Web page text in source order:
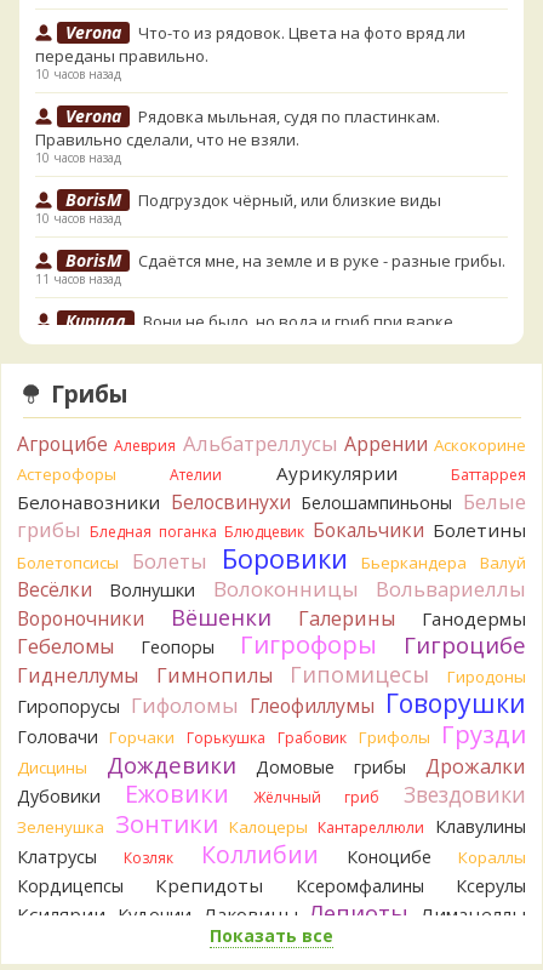
Verona
Что-то из рядовок. Цвета на фото вряд ли
переданы правильно.
10 часов назад
Verona
Рядовка мыльная, судя по пластинкам.
Правильно сделали, что не взяли.
10 часов назад
BorisM Подгруздок чёрный, или близкие виды
10 часов назад
BorisM Сдаётся мне, на земле и в руке - разные грибы.
11 часов назад
Кирилл
Вони не было, но вода и гриб при варке
начали желтеть. Выкинул. Большое спасибо.
12 часов назад
Кирилл
12 часов назад
Tatiana_A
Да. Но они не все безоговорочно
съедобны.
12 часов назад
В следующий раз вырвите его целиком и
разрежьте ножку вертикально. Именно вертикально.
Пожелтение у самого основания - значит, Ш. Желтокожий,
ядовит. Иногда полезно гриб сварить, Желтокожий и еще
несколько ядовитых начинают жутко вонять химией, и
12 часов назад
Кирилл
Спасибо, а можно быть хотя бы уверенным,
что это сыроежки? Полости в ножке нет, но центральная
часть видно, что другого цвета немного. Изменения цвета
на срезе нет. Росли на опушке под не старым дубом.
Кожица со шляпки вообще не снимается, вместо этого
обламываются края шляпки.
12 часов назад
Кирилл
Спасибо, а определить вид шампиньона не
при этом мякоть не краснеет на срезе/изломе и при
Грибы
Агроцибе Алеврия Альбатреллусы Аррении Аскокорине
Астерофоры
Ателии Аурикулярии Баттаррея
Белонавозники Белосвинухи Белошампиньоны Белые
грибы Бледная поганка Блюдцевик Бокальчики Болетины
Болетопсисы Болеты Боровики Бьеркандера Валуй
Весёлки Волнушки Волоконницы Вольвариеллы
Вороночники Вёшенки Галерины Ганодермы
Гебеломы Геопоры Гигрофоры Гигроцибе
Гиднеллумы Гимнопилы Гипомицесы Гиродоны
Гиропорусы Гифоломы Глеофиллумы Говорушки
Головачи Горчаки Горькушка Грабовик Грифолы Грузди
Дисцины Дождевики Домовые грибы Дрожалки
Дубовики Ежовики Жёлчный гриб Звездовики
Зеленушка Зонтики Калоцеры Кантареллюли
Клавулины
Клатрусы
Козляк Коллибии Коноцибе Кораллы
Кордицепсы Крепидоты Ксеромфалины Ксерулы
Ксилярии Кудонии Лаковицы Лепиоты Лимацеллы
Лисички
Показать все